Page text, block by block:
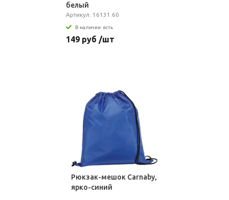
белый
Артикул: 16131.60
В наличии: есть
149 руб /шт
Рюкзак-мешок Carnaby,
ярко-синий